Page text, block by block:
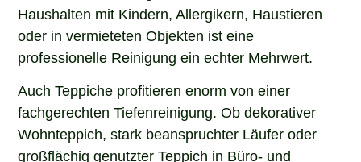
Haushalten mit Kindern, Allergikern, Haustieren
oder in vermieteten Objekten ist eine
professionelle Reinigung ein echter Mehrwert.
Auch Teppiche profitieren enorm von einer
fachgerechten Tiefenreinigung. Ob dekorativer
Wohnteppich, stark beanspruchter Läufer oder
großflächig genutzter Teppich in Büro- und